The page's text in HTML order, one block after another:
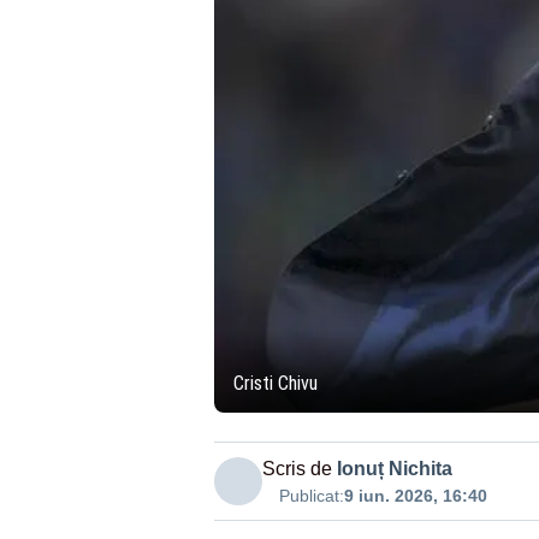
Cristi Chivu
Scris de Ionuț Nichita
Publicat:9 iun. 2026, 16:40